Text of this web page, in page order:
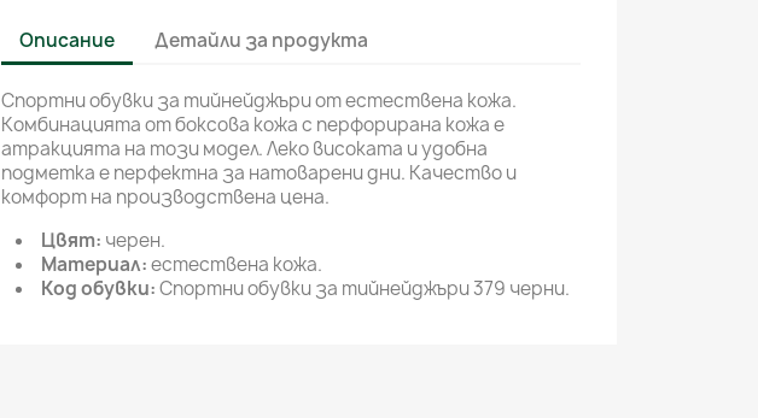
Описание Детайли за продукта
Спортни обувки за тийнейджъри от естествена кожа.
Комбинацията от боксова кожа с перфорирана кожа е
атракцията на този модел. Леко високата и удобна
подметка е перфектна за натоварени дни. Качество и
комфорт на производствена цена.
Цвят: черен.
Материал:естествена кожа.
Код обувки:Спортни обувки за тийнейджъри 379 черни.